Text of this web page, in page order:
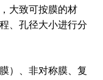
大致可按膜的材
、孔径大小进行分
）、非对称膜、复